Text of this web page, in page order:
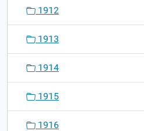
1912
1913
1914
1915
1916